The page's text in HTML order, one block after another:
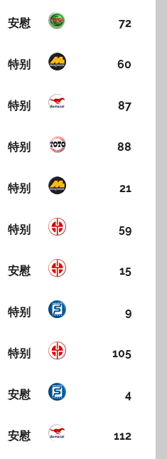
安慰 72
特别 60
特别 87
特别 88
特别 21
特别 59
安慰 15
特别 9
特别 105
安慰 4
安慰 112